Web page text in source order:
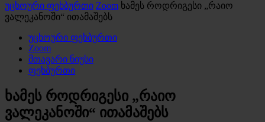
უცხოური ფეხბურთი Zoom ხამეს როდრიგესი „რაიო
ვალეკანოში“ ითამაშებს
უცხოური ფეხბურთი
Zoom
მთავარი ნიუსი
ფეხბურთი
ხამეს როდრიგესი „რაიო
ვალეკანოში“ ითამაშებს